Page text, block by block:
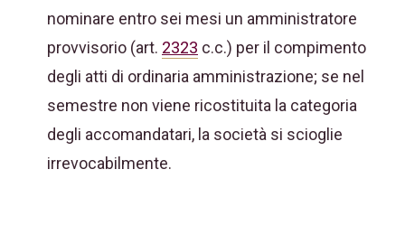
nominare entro sei mesi un amministratore
provvisorio (art. 2323 c.c.) per il compimento
degli atti di ordinaria amministrazione; se nel
semestre non viene ricostituita la categoria
degli accomandatari, la società si scioglie
irrevocabilmente.